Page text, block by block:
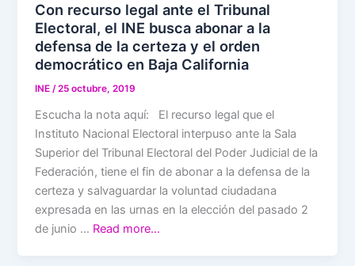
Con recurso legal ante el Tribunal
Electoral, el INE busca abonar a la
defensa de la certeza y el orden
democrático en Baja California
INE/25 octubre, 2019
Escucha la nota aquí: El recurso legal que el
Instituto Nacional Electoral interpuso ante la Sala
Superior del Tribunal Electoral del Poder Judicial de la
Federación, tiene el fin de abonar a la defensa de la
certeza y salvaguardar la voluntad ciudadana
expresada en las urnas en la elección del pasado 2
de junio … Read more…